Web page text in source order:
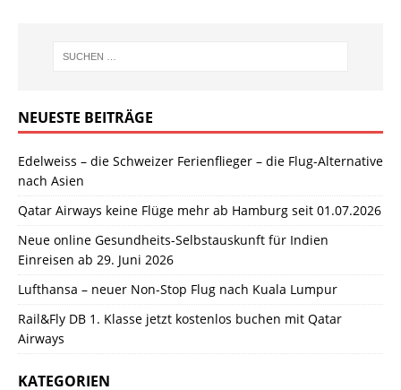
NEUESTE BEITRÄGE
Edelweiss – die Schweizer Ferienflieger – die Flug-Alternative
nach Asien
Qatar Airways keine Flüge mehr ab Hamburg seit 01.07.2026
Neue online Gesundheits-Selbstauskunft für Indien
Einreisen ab 29. Juni 2026
Lufthansa – neuer Non-Stop Flug nach Kuala Lumpur
Rail&Fly DB 1. Klasse jetzt kostenlos buchen mit Qatar
Airways
KATEGORIEN